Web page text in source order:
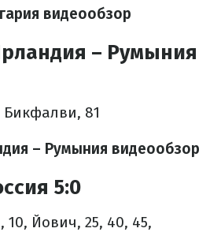
видеообзор
– Румыния
Бикфалви, 81
– Румыния видеообзор
5:0
Йович, 25, 40, 45,